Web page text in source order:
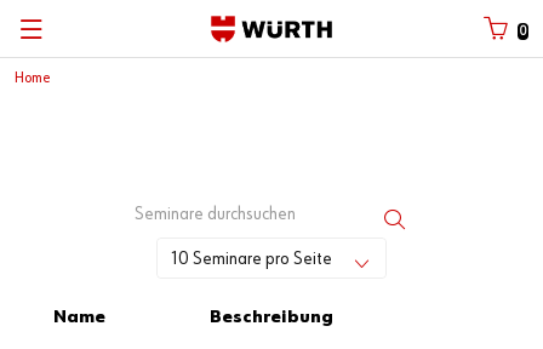
0
Home
10 Seminare pro Seite
Name Beschreibung